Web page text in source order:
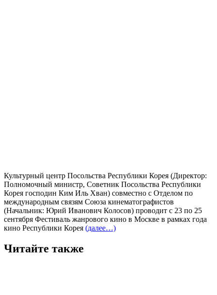
Культурный центр Посольства Республики Корея (Директор:
Полномочный министр, Советник Посольства Республики
Корея господин Ким Иль Хван) совместно с Отделом по
международным связям Союза кинематографистов
(Начальник: Юрий Иванович Колосов) проводит с 23 по 25
сентября Фестиваль жанрового кино в Москве в рамках года
кино Республики Корея (далее…)
Читайте также